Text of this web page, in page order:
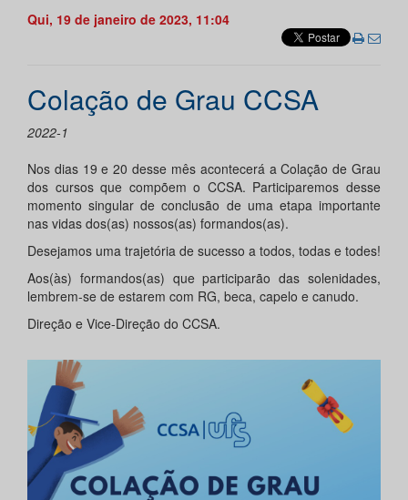
Qui, 19 de janeiro de 2023, 11:04
Colação de Grau CCSA
2022-1
Nos dias 19 e 20 desse mês acontecerá a Colação de Grau
dos cursos que compõem o CCSA. Participaremos desse
momento singular de conclusão de uma etapa importante
nas vidas dos(as) nossos(as) formandos(as).
Desejamos uma trajetória de sucesso a todos, todas e todes!
Aos(às) formandos(as) que participarão das solenidades,
lembrem-se de estarem com RG, beca, capelo e canudo.
Direção e Vice-Direção do CCSA.